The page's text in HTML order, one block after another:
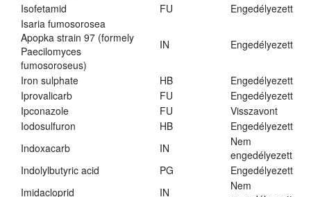
Isofetamid
FU
Engedélyezett
Isaria fumosorosea
Apopka strain 97 (formely
Paecilomyces
fumosoroseus)
IN Engedélyezett
Iron sulphate HB
Engedélyezett
Iprovalicarb
FU
Engedélyezett
Ipconazole
FU
Visszavont
Iodosulfuron
HB
Engedélyezett
Indoxacarb
IN
Nem
engedélyezett
Indolylbutyric acid
PG
Engedélyezett
Imidacloprid
IN
Nem